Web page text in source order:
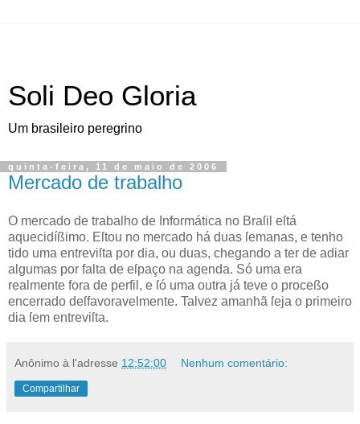
Soli Deo Gloria
Um brasileiro peregrino
quinta-feira, 11 de maio de 2006
Mercado de trabalho
O mercado de trabalho de Informática no Braſil eſtá
aquecidíßimo. Eſtou no mercado há duas ſemanas, e tenho
tido uma entreviſta por dia, ou duas, chegando a ter de adiar
algumas por falta de eſpaço na agenda. Só uma era
realmente fora de perfil, e ſó uma outra já teve o proceßo
encerrado deſfavoravelmente. Talvez amanhã ſeja o primeiro
dia ſem entreviſta.
Anônimo à l'adresse 12:52:00 Nenhum comentário:
Compartilhar